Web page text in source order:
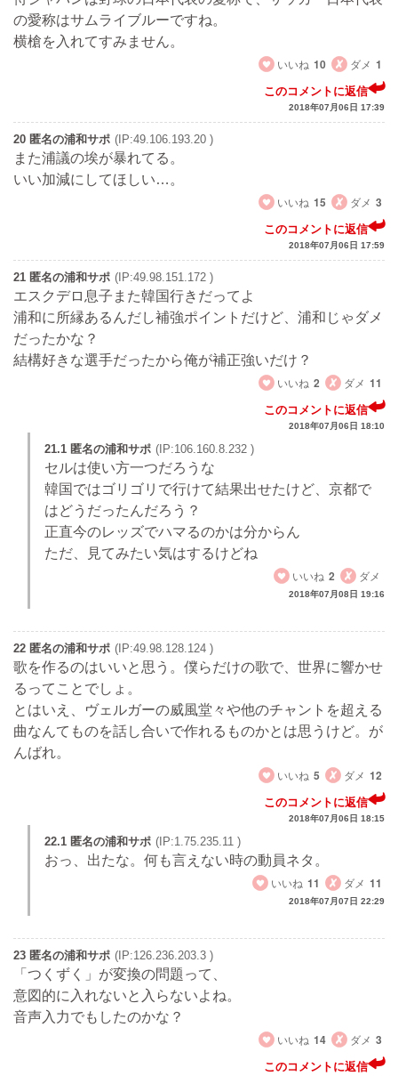
の愛称はサムライブルーですね。
横槍を入れてすみません。
いいね 10 ダメ 1
このコメントに返信
2018年07月06日 17:39
20 匿名の浦和サポ (IP:49.106.193.20 )
また浦議の埃が暴れてる。
いい加減にしてほしい…。
いいね 15 ダメ 3
このコメントに返信
2018年07月06日 17:59
21 匿名の浦和サポ (IP:49.98.151.172 )
エスクデロ息子また韓国行きだってよ
浦和に所縁あるんだし補強ポイントだけど、浦和じゃダメ
だったかな？
結構好きな選手だったから俺が補正強いだけ？
いいね 2 ダメ 11
このコメントに返信
2018年07月06日 18:10
21.1 匿名の浦和サポ (IP:106.160.8.232 )
セルは使い方一つだろうな
韓国ではゴリゴリで行けて結果出せたけど、京都で
はどうだったんだろう？
正直今のレッズでハマるのかは分からん
ただ、見てみたい気はするけどね
いいね 2 ダメ
2018年07月08日 19:16
22 匿名の浦和サポ (IP:49.98.128.124 )
歌を作るのはいいと思う。僕らだけの歌で、世界に響かせ
るってことでしょ。
とはいえ、ヴェルガーの威風堂々や他のチャントを超える
曲なんてものを話し合いで作れるものかとは思うけど。が
んばれ。
いいね 5 ダメ 12
このコメントに返信
2018年07月06日 18:15
22.1 匿名の浦和サポ (IP:1.75.235.11 )
おっ、出たな。何も言えない時の動員ネタ。
いいね 11 ダメ 11
2018年07月07日 22:29
23 匿名の浦和サポ (IP:126.236.203.3 )
「つくずく」が変換の問題って、
意図的に入れないと入らないよね。
音声入力でもしたのかな？
いいね 14 ダメ 3
このコメントに返信